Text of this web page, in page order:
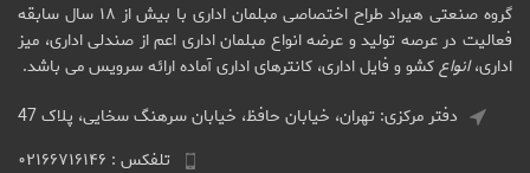
گروه صنعتی هیراد طراح اختصاصی مبلمان اداری با بیش از ۱۸ سال سابقه
فعالیت در عرصه تولید و عرضه انواع مبلمان اداری اعم از صندلی اداری، میز
اداری،انواعکشو و فایل اداری، کانترهای اداری آماده ارائه سرویس می باشد.
دفتر مرکزی: تهران، خیابان حافظ، خیابان سرهنگ سخایی، پلاک 47
تلفکس : ۰۲۱۶۶۷۱۶۱۴۶